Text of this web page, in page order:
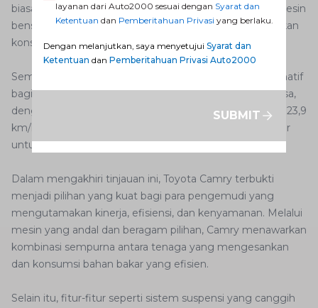
biasa. Berdasarkan data yang disediakan oleh Toyota, mesin
bensin yang digunakan dalam Toyota Camry menawarkan
konsumsi bahan bakar yang sangat efisien.
Sementara itu, mesin
yang menjadi pilihan alternatif
bagi konsumen juga menjanjikan efisiensi yang luar biasa,
dengan mencapai angka konsumsi bahan bakar sekitar 23,9
km/liter untuk perjalanan di dalam kota, dan 25,6 km/liter
untuk perjalanan di luar kota.
Dalam mengakhiri tinjauan ini, Toyota Camry terbukti
menjadi pilihan yang kuat bagi para pengemudi yang
mengutamakan kinerja, efisiensi, dan kenyamanan. Melalui
mesin yang andal dan beragam pilihan, Camry menawarkan
kombinasi sempurna antara tenaga yang mengesankan
dan konsumsi bahan bakar yang efisien.
Selain itu, fitur-fitur seperti sistem suspensi yang canggih
layanan dari Auto2000 sesuai dengan Syarat dan
Ketentuan dan Pemberitahuan Privasi yang berlaku.
Dengan melanjutkan, saya menyetujui Syarat dan
Ketentuan dan Pemberitahuan Privasi Auto2000
SUBMIT